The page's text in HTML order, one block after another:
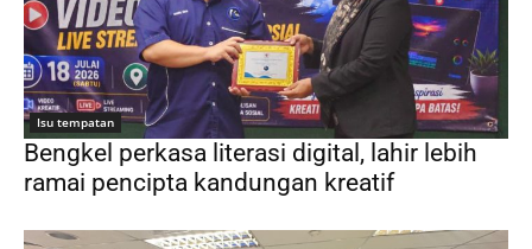
Isu tempatan
Bengkel perkasa literasi digital, lahir lebih
ramai pencipta kandungan kreatif